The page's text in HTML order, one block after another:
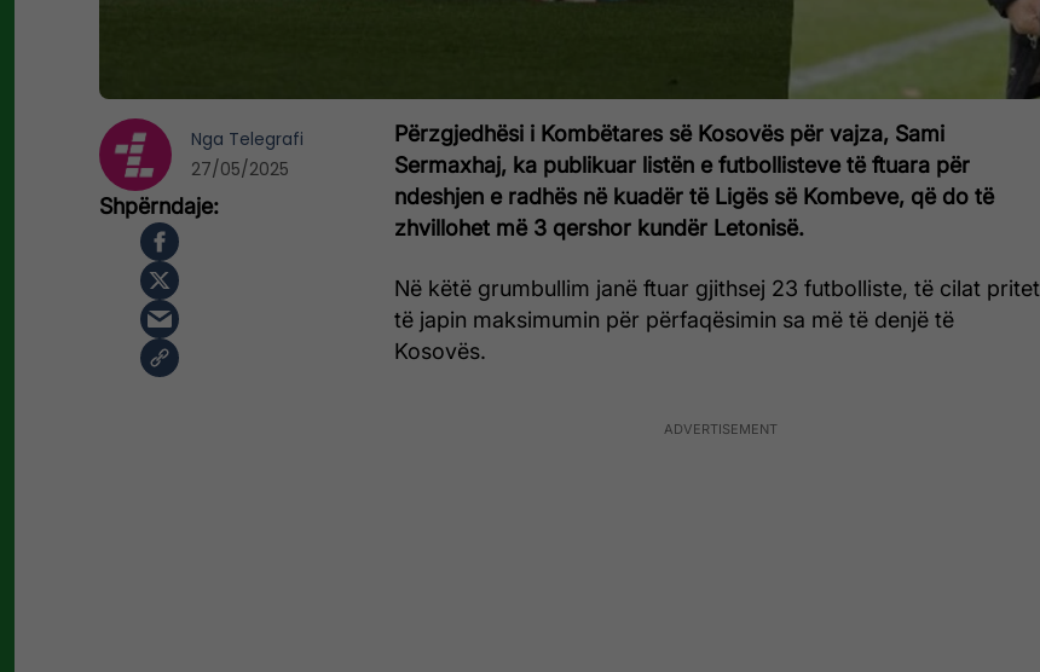
Përzgjedhësi i Kombëtares së Kosovës për vajza, Sami
Sermaxhaj, ka publikuar listën e futbollisteve të ftuara për
ndeshjen e radhës në kuadër të Ligës së Kombeve, që do të
zhvillohet më 3 qershor kundër Letonisë.
Në këtë grumbullim janë ftuar gjithsej 23 futbolliste, të cilat pritet
të japin maksimumin për përfaqësimin sa më të denjë të
Kosovës.
Nga Telegrafi
27/05/2025